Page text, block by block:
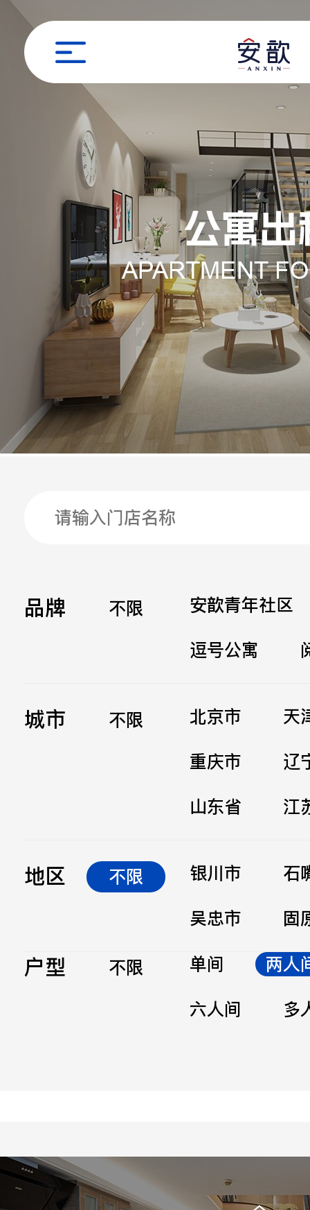
品牌 不限
安歆青年社区
逗号公寓
城市 不限 北京市
天
重庆市
辽
山东省
江
地区 不限 银川市
石
吴忠市
固
户型 不限 单间
两人
六人间
多
职位申请
姓名
手机
公司
邮箱
留言
立即提交